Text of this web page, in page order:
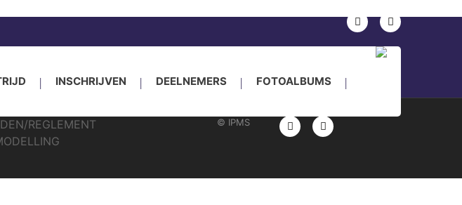
INSCHRIJVEN DEELNEMERS FOTOALBUMS
REGLEMENT
© IPMS